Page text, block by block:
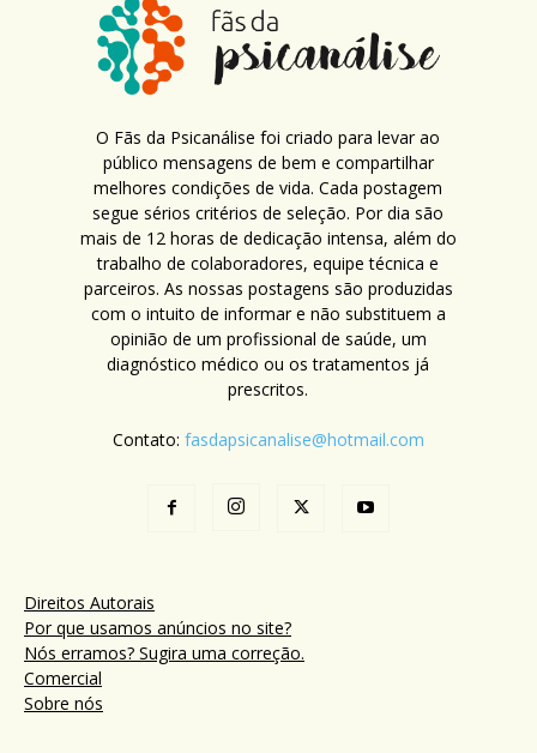
O Fãs da Psicanálise foi criado para levar ao
público mensagens de bem e compartilhar
melhores condições de vida. Cada postagem
segue sérios critérios de seleção. Por dia são
mais de 12 horas de dedicação intensa, além do
trabalho de colaboradores, equipe técnica e
parceiros. As nossas postagens são produzidas
com o intuito de informar e não substituem a
opinião de um profissional de saúde, um
diagnóstico médico ou os tratamentos já
prescritos.
Contato: fasdapsicanalise@hotmail.com
Direitos Autorais
Por que usamos anúncios no site?
Nós erramos? Sugira uma correção.
Comercial
Sobre nós